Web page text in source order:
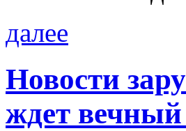
далее
Новости
ждет